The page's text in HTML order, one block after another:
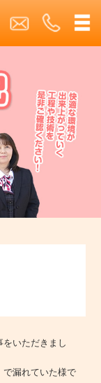
いただきまし
で漏れていた様で